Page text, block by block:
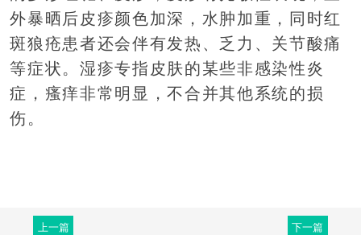
外暴晒后皮疹颜色加深，水肿加重，同时红
斑狼疮患者还会伴有发热、乏力、关节酸痛
等症状。湿疹专指皮肤的某些非感染性炎
症，瘙痒非常明显，不合并其他系统的损
伤。
上一篇 下一篇